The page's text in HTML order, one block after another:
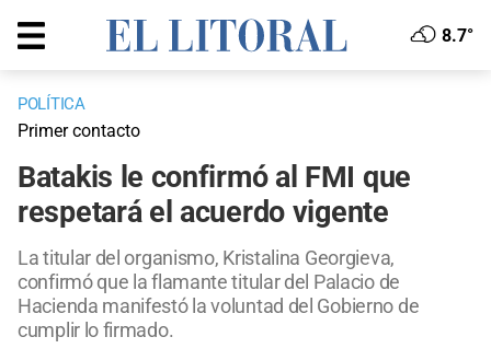
8.7°
POLÍTICA
Primer contacto
Batakis le confirmó al FMI que
respetará el acuerdo vigente
La titular del organismo, Kristalina Georgieva,
confirmó que la flamante titular del Palacio de
Hacienda manifestó la voluntad del Gobierno de
cumplir lo firmado.